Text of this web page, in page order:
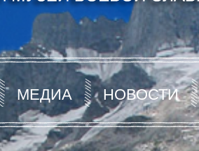
МЕДИА НОВОСТИ